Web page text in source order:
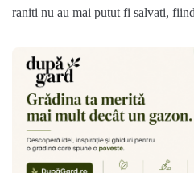
raniti nu au mai putut fi salvati,